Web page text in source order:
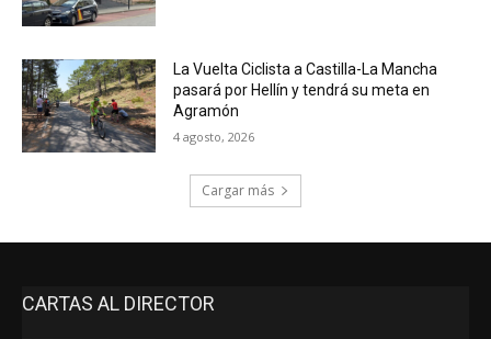
La Vuelta Ciclista a Castilla-La Mancha
pasará por Hellín y tendrá su meta en
Agramón
4 agosto, 2026
Cargar más
CARTAS AL DIRECTOR